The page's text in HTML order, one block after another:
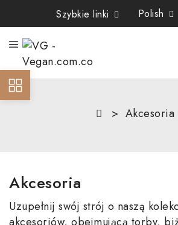
Add to wishlist
((title))
((label))
((modalTitle))
((confirmMessage))
Sign in
You need to be logged in to save products
Szybkie linki Polish
Akcesoria
Akcesoria
Uzupełnij swój strój o naszą